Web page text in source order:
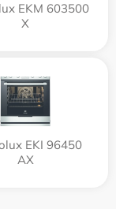
EKM 603500
X
EKI 96450
AX